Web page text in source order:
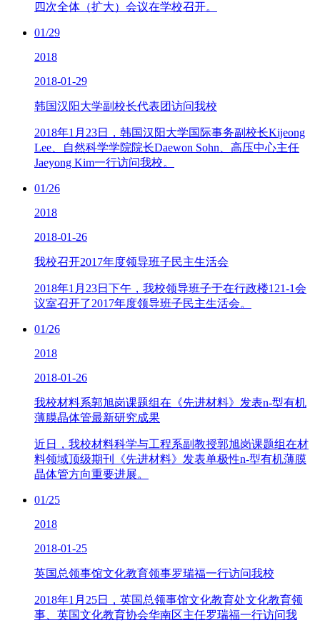
四次全体（扩大）会议在学校召开。
01/29
2018
2018-01-29
韩国汉阳大学副校长代表团访问我校
2018年1月23日，韩国汉阳大学国际事务副校长Kijeong
Lee、自然科学学院院长Daewon Sohn、高压中心主任
Jaeyong Kim一行访问我校。
01/26
2018
2018-01-26
我校召开2017年度领导班子民主生活会
2018年1月23日下午，我校领导班子于在行政楼121-1会
议室召开了2017年度领导班子民主生活会。
01/26
2018
2018-01-26
我校材料系郭旭岗课题组在《先进材料》发表n-型有机
薄膜晶体管最新研究成果
近日，我校材料科学与工程系副教授郭旭岗课题组在材
料领域顶级期刊《先进材料》发表单极性n-型有机薄膜
晶体管方向重要进展。
01/25
2018
2018-01-25
英国总领事馆文化教育领事罗瑞福一行访问我校
2018年1月25日，英国总领事馆文化教育处文化教育领
事、英国文化教育协会华南区主任罗瑞福一行访问我